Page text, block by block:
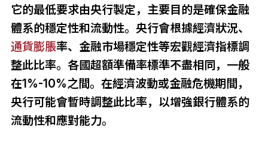
它的最低要求由央行製定，主要目的是確保金融
體系的穩定性和流動性。央行會根據經濟狀況、
通貨膨脹率、金融市場穩定性等宏觀經濟指標調
整此比率。各國超額準備率標準不盡相同，一般
在1%-10%之間。在經濟波動或金融危機期間，
央行可能會暫時調整此比率，以增強銀行體系的
流動性和應對能力。